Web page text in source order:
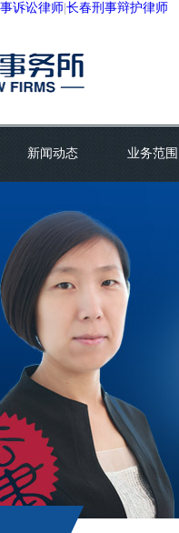
诉讼律师 长春刑事辩护律师
新闻动态 业务范围